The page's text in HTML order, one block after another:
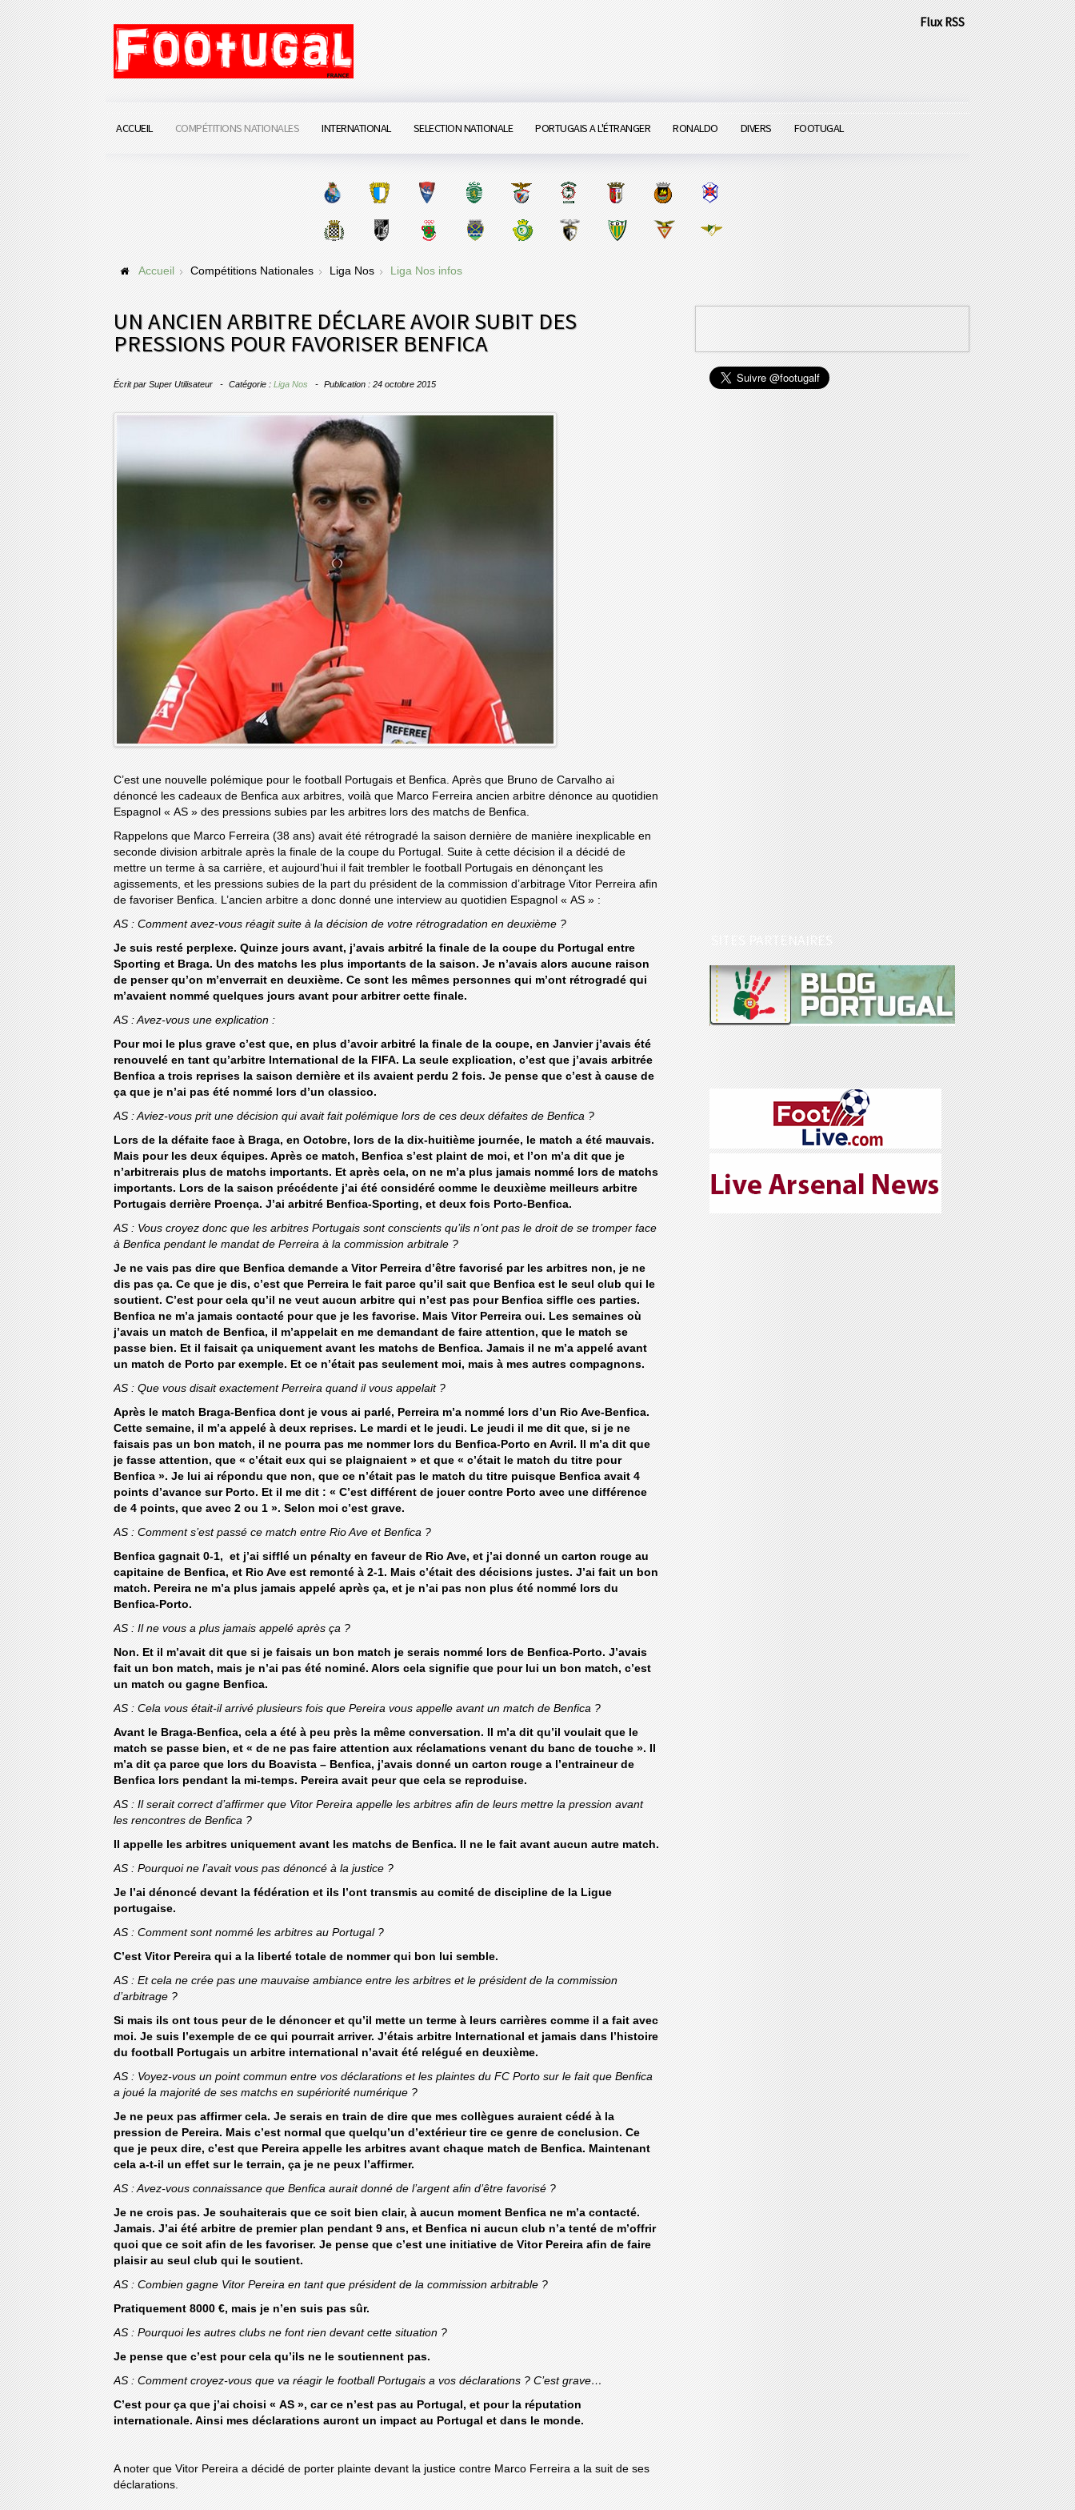
Flux RSS
ACCUEIL COMPÉTITIONS NATIONALES INTERNATIONAL SELECTION NATIONALE PORTUGAIS A L'ÉTRANGER RONALDO DIVERS FOOTUGAL
Accueil Compétitions Nationales Liga Nos Liga Nos infos
UN ANCIEN ARBITRE DÉCLARE AVOIR SUBIT DES
PRESSIONS POUR FAVORISER BENFICA
Écrit par Super Utilisateur Catégorie : Liga Nos Publication : 24 octobre 2015
C’est une nouvelle polémique pour le football Portugais et Benfica. Après que Bruno de Carvalho ai
dénoncé les cadeaux de Benfica aux arbitres, voilà que Marco Ferreira ancien arbitre dénonce au quotidien
Espagnol « AS » des pressions subies par les arbitres lors des matchs de Benfica.
Rappelons que Marco Ferreira (38 ans) avait été rétrogradé la saison dernière de manière inexplicable en
seconde division arbitrale après la finale de la coupe du Portugal. Suite à cette décision il a décidé de
mettre un terme à sa carrière, et aujourd’hui il fait trembler le football Portugais en dénonçant les
agissements, et les pressions subies de la part du président de la commission d’arbitrage Vitor Perreira afin
de favoriser Benfica. L’ancien arbitre a donc donné une interview au quotidien Espagnol « AS » :
AS : Comment avez-vous réagit suite à la décision de votre rétrogradation en deuxième ?
Je suis resté perplexe. Quinze jours avant, j’avais arbitré la finale de la coupe du Portugal entre
Sporting et Braga. Un des matchs les plus importants de la saison. Je n’avais alors aucune raison
de penser qu’on m’enverrait en deuxième. Ce sont les mêmes personnes qui m’ont rétrogradé qui
m’avaient nommé quelques jours avant pour arbitrer cette finale.
AS : Avez-vous une explication :
Pour moi le plus grave c’est que, en plus d’avoir arbitré la finale de la coupe, en Janvier j’avais été
renouvelé en tant qu’arbitre International de la FIFA. La seule explication, c’est que j’avais arbitrée
Benfica a trois reprises la saison dernière et ils avaient perdu 2 fois. Je pense que c’est à cause de
ça que je n’ai pas été nommé lors d’un classico.
AS : Aviez-vous prit une décision qui avait fait polémique lors de ces deux défaites de Benfica ?
Lors de la défaite face à Braga, en Octobre, lors de la dix-huitième journée, le match a été mauvais.
Mais pour les deux équipes. Après ce match, Benfica s’est plaint de moi, et l’on m’a dit que je
n’arbitrerais plus de matchs importants. Et après cela, on ne m’a plus jamais nommé lors de matchs
importants. Lors de la saison précédente j’ai été considéré comme le deuxième meilleurs arbitre
Portugais derrière Proença. J’ai arbitré Benfica-Sporting, et deux fois Porto-Benfica.
AS : Vous croyez donc que les arbitres Portugais sont conscients qu’ils n’ont pas le droit de se tromper face
à Benfica pendant le mandat de Perreira à la commission arbitrale ?
Je ne vais pas dire que Benfica demande a Vitor Perreira d’être favorisé par les arbitres non, je ne
dis pas ça. Ce que je dis, c’est que Perreira le fait parce qu’il sait que Benfica est le seul club qui le
soutient. C’est pour cela qu’il ne veut aucun arbitre qui n’est pas pour Benfica siffle ces parties.
Benfica ne m’a jamais contacté pour que je les favorise. Mais Vitor Perreira oui. Les semaines où
j’avais un match de Benfica, il m’appelait en me demandant de faire attention, que le match se
passe bien. Et il faisait ça uniquement avant les matchs de Benfica. Jamais il ne m’a appelé avant
un match de Porto par exemple. Et ce n’était pas seulement moi, mais à mes autres compagnons.
AS : Que vous disait exactement Perreira quand il vous appelait ?
Après le match Braga-Benfica dont je vous ai parlé, Perreira m’a nommé lors d’un Rio Ave-Benfica.
Cette semaine, il m’a appelé à deux reprises. Le mardi et le jeudi. Le jeudi il me dit que, si je ne
faisais pas un bon match, il ne pourra pas me nommer lors du Benfica-Porto en Avril. Il m’a dit que
je fasse attention, que « c’était eux qui se plaignaient » et que « c’était le match du titre pour
Benfica ». Je lui ai répondu que non, que ce n’était pas le match du titre puisque Benfica avait 4
points d’avance sur Porto. Et il me dit : « C’est différent de jouer contre Porto avec une différence
de 4 points, que avec 2 ou 1 ». Selon moi c’est grave.
AS : Comment s’est passé ce match entre Rio Ave et Benfica ?
Benfica gagnait 0-1, et j’ai sifflé un pénalty en faveur de Rio Ave, et j’ai donné un carton rouge au
capitaine de Benfica, et Rio Ave est remonté à 2-1. Mais c’était des décisions justes. J’ai fait un bon
match. Pereira ne m’a plus jamais appelé après ça, et je n’ai pas non plus été nommé lors du
Benfica-Porto.
AS : Il ne vous a plus jamais appelé après ça ?
Non. Et il m’avait dit que si je faisais un bon match je serais nommé lors de Benfica-Porto. J’avais
fait un bon match, mais je n’ai pas été nominé. Alors cela signifie que pour lui un bon match, c’est
un match ou gagne Benfica.
AS : Cela vous était-il arrivé plusieurs fois que Pereira vous appelle avant un match de Benfica ?
Avant le Braga-Benfica, cela a été à peu près la même conversation. Il m’a dit qu’il voulait que le
match se passe bien, et « de ne pas faire attention aux réclamations venant du banc de touche ». Il
m’a dit ça parce que lors du Boavista – Benfica, j’avais donné un carton rouge a l’entraineur de
Benfica lors pendant la mi-temps. Pereira avait peur que cela se reproduise.
AS : Il serait correct d’affirmer que Vitor Pereira appelle les arbitres afin de leurs mettre la pression avant
les rencontres de Benfica ?
Il appelle les arbitres uniquement avant les matchs de Benfica. Il ne le fait avant aucun autre match.
AS : Pourquoi ne l’avait vous pas dénoncé à la justice ?
Je l’ai dénoncé devant la fédération et ils l’ont transmis au comité de discipline de la Ligue
portugaise.
AS : Comment sont nommé les arbitres au Portugal ?
C’est Vitor Pereira qui a la liberté totale de nommer qui bon lui semble.
AS : Et cela ne crée pas une mauvaise ambiance entre les arbitres et le président de la commission
d’arbitrage ?
Si mais ils ont tous peur de le dénoncer et qu’il mette un terme à leurs carrières comme il a fait avec
moi. Je suis l’exemple de ce qui pourrait arriver. J’étais arbitre International et jamais dans l’histoire
du football Portugais un arbitre international n’avait été relégué en deuxième.
AS : Voyez-vous un point commun entre vos déclarations et les plaintes du FC Porto sur le fait que Benfica
a joué la majorité de ses matchs en supériorité numérique ?
Je ne peux pas affirmer cela. Je serais en train de dire que mes collègues auraient cédé à la
pression de Pereira. Mais c’est normal que quelqu’un d’extérieur tire ce genre de conclusion. Ce
que je peux dire, c’est que Pereira appelle les arbitres avant chaque match de Benfica. Maintenant
cela a-t-il un effet sur le terrain, ça je ne peux l’affirmer.
AS : Avez-vous connaissance que Benfica aurait donné de l’argent afin d’être favorisé ?
Je ne crois pas. Je souhaiterais que ce soit bien clair, à aucun moment Benfica ne m’a contacté.
Jamais. J’ai été arbitre de premier plan pendant 9 ans, et Benfica ni aucun club n’a tenté de m’offrir
quoi que ce soit afin de les favoriser. Je pense que c’est une initiative de Vitor Pereira afin de faire
plaisir au seul club qui le soutient.
AS : Combien gagne Vitor Pereira en tant que président de la commission arbitrable ?
Pratiquement 8000 €, mais je n’en suis pas sûr.
AS : Pourquoi les autres clubs ne font rien devant cette situation ?
Je pense que c’est pour cela qu’ils ne le soutiennent pas.
AS : Comment croyez-vous que va réagir le football Portugais a vos déclarations ? C’est grave…
C’est pour ça que j’ai choisi « AS », car ce n’est pas au Portugal, et pour la réputation
internationale. Ainsi mes déclarations auront un impact au Portugal et dans le monde.
A noter que Vitor Pereira a décidé de porter plainte devant la justice contre Marco Ferreira a la suit de ses
déclarations.
SITES PARTENAIRES